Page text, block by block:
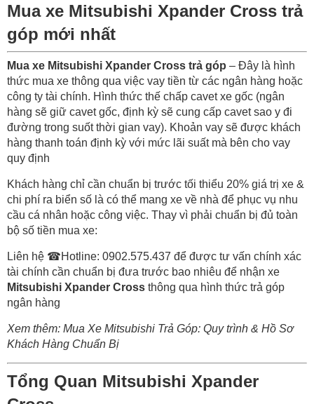
Mua xe Mitsubishi Xpander Cross trả
góp mới nhất
Mua xe Mitsubishi Xpander Cross trả góp – Đây là hình
thức mua xe thông qua việc vay tiền từ các ngân hàng hoặc
công ty tài chính. Hình thức thế chấp cavet xe gốc (ngân
hàng sẽ giữ cavet gốc, định kỳ sẽ cung cấp cavet sao y đi
đường trong suốt thời gian vay). Khoản vay sẽ được khách
hàng thanh toán định kỳ với mức lãi suất mà bên cho vay
quy định
Khách hàng chỉ cần chuẩn bị trước tối thiểu 20% giá trị xe &
chi phí ra biển số là có thể mang xe về nhà để phục vụ nhu
cầu cá nhân hoặc công việc. Thay vì phải chuẩn bị đủ toàn
bộ số tiền mua xe:
Liên hệ ☎Hotline: 0902.575.437 để được tư vấn chính xác
tài chính cần chuẩn bị đưa trước bao nhiêu để nhận xe
Mitsubishi Xpander Cross thông qua hình thức trả góp
ngân hàng
Xem thêm: Mua Xe Mitsubishi Trả Góp: Quy trình & Hồ Sơ
Khách Hàng Chuẩn Bị
Tổng Quan Mitsubishi Xpander